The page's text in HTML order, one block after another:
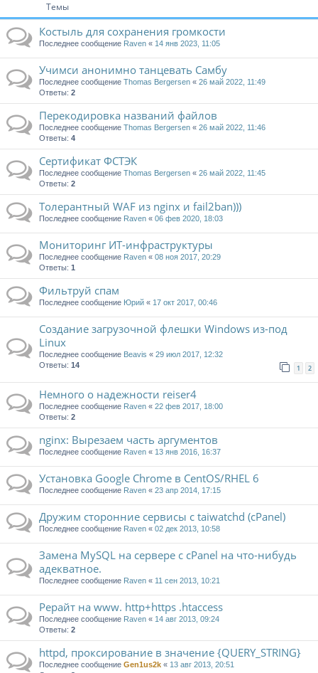
Темы
Костыль для сохранения громкости
Последнее сообщение Raven « 14 янв 2023, 11:05
Учимси анонимно танцевать Самбу
Последнее сообщение Thomas Bergersen « 26 май 2022, 11:49
Ответы: 2
Перекодировка названий файлов
Последнее сообщение Thomas Bergersen « 26 май 2022, 11:46
Ответы: 4
Сертификат ФСТЭК
Последнее сообщение Thomas Bergersen « 26 май 2022, 11:45
Ответы: 2
Толерантный WAF из nginx и fail2ban)))
Последнее сообщение Raven « 06 фев 2020, 18:03
Мониторинг ИТ-инфраструктуры
Последнее сообщение Raven « 08 ноя 2017, 20:29
Ответы: 1
Фильтруй спам
Последнее сообщение Юрий « 17 окт 2017, 00:46
Создание загрузочной флешки Windows из-под
Linux
Последнее сообщение Beavis « 29 июл 2017, 12:32
Ответы: 14 1 2
Немного о надежности reiser4
Последнее сообщение Raven « 22 фев 2017, 18:00
Ответы: 2
nginx: Вырезаем часть аргументов
Последнее сообщение Raven « 13 янв 2016, 16:37
Установка Google Chrome в CentOS/RHEL 6
Последнее сообщение Raven « 23 апр 2014, 17:15
Дружим сторонние сервисы с taiwatchd (cPanel)
Последнее сообщение Raven « 02 дек 2013, 10:58
Замена MySQL на сервере с cPanel на что-нибудь
адекватное.
Последнее сообщение Raven « 11 сен 2013, 10:21
Рерайт на www. http+https .htaccess
Последнее сообщение Raven « 14 авг 2013, 09:24
Ответы: 2
httpd, проксирование в значение {QUERY_STRING}
Последнее сообщение Gen1us2k « 13 авг 2013, 20:51